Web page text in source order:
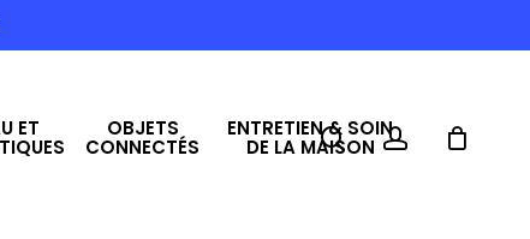
ET OBJETS
CONNECTÉS
ENTRETIEN & SOIN
DE LA MAISONsearchaccount